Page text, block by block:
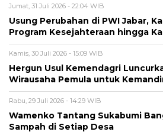
Jumat, 31 Juli 2026 - 22:04 WIB
Usung Perubahan di PWI Jabar,
Program Kesejahteraan hingga
Kamis, 30 Juli 2026 - 15:09 WIB
Hergun Usul Kemendagri
Wirausaha Pemula untuk
Rabu, 29 Juli 2026 - 14:29 WIB
Wamenko Tantang Sukabumi
Sampah di Setiap Desa